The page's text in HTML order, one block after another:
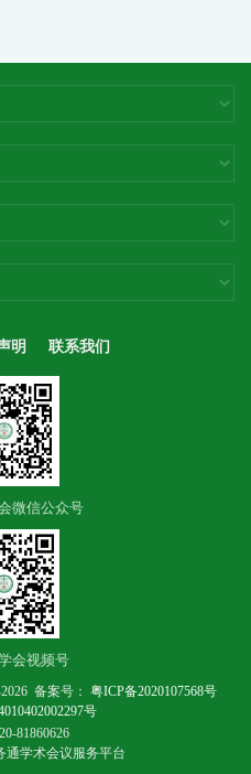
明 联系我们
微信公众号
会视频号
备案号： 粤ICP备2020107568号
号
81860626
通学术会议服务平台